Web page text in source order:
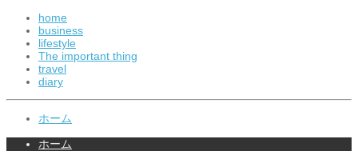
home
business
lifestyle
The important thing
travel
diary
ホーム
ホーム